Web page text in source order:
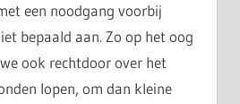
een noodgang voorbij
bepaald aan. Zo op het oog
ook rechtdoor over het
lopen, om dan kleine